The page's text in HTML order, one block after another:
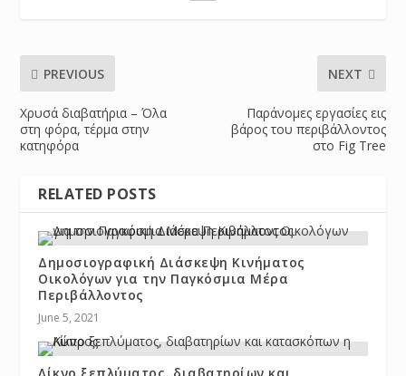
PREVIOUS
Χρυσά διαβατήρια – Όλα
στη φόρα, τέρμα στην
κατηφόρα
NEXT
Παράνομες εργασίες εις
βάρος του περιβάλλοντος
στο Fig Tree
RELATED POSTS
Δημοσιογραφική Διάσκεψη Κινήματος
Οικολόγων για την Παγκόσμια Μέρα
Περιβάλλοντος
June 5, 2021